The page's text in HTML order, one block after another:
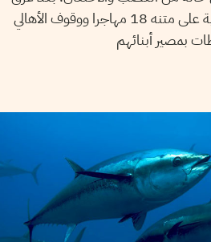
مركب هجرة غير نظامية على متنه 18 مهاجرا ووقوف الأهالي
بمصير أبنائهم